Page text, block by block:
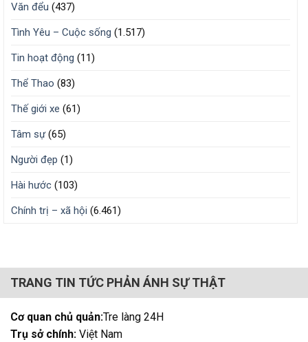
Văn đểu (437)
Tình Yêu – Cuộc sống (1.517)
Tin hoạt động (11)
Thể Thao (83)
Thế giới xe (61)
Tâm sự(65)
Người đẹp (1)
Hài hước (103)
Chính trị – xã hội (6.461)
TRANG TIN TỨC PHẢN ÁNH SỰ THẬT
Cơ quan chủ quản:Tre làng 24H
Trụ sở chính: Việt Nam